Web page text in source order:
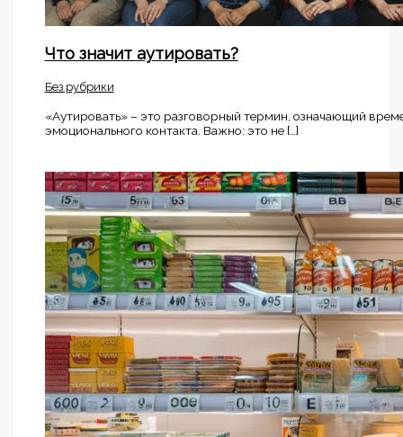
Что значит аутировать?
Без рубрики
«Аутировать» – это разговорный термин, означающий
эмоционального контакта. Важно: это не […]